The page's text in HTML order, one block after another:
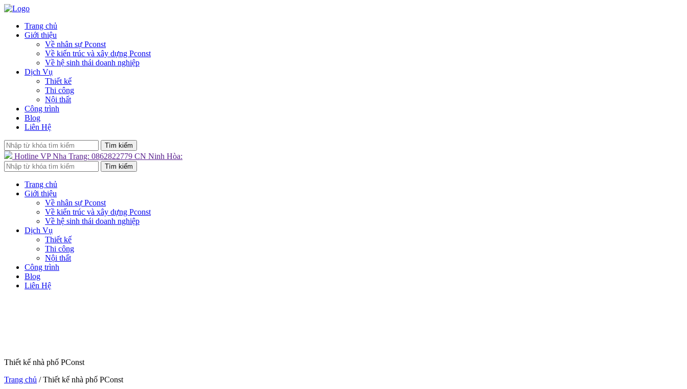
Trang chủ
Giới thiệu
Về nhân sự Pconst
Về kiến trúc và xây dựng Pconst
Về hệ sinh thái doanh nghiệp
Dịch Vụ
Thiết kế
Thi công
Nội thất
Công trình
Blog
Liên Hệ
Tìm kiếm
Hotline VP Nha Trang: 0862822779 CN Ninh Hòa:
Tìm kiếm
Trang chủ
Giới thiệu
Về nhân sự Pconst
Về kiến trúc và xây dựng Pconst
Về hệ sinh thái doanh nghiệp
Dịch Vụ
Thiết kế
Thi công
Nội thất
Công trình
Blog
Liên Hệ
Thiết kế nhà phố PConst
Trang chủ / Thiết kế nhà phố PConst